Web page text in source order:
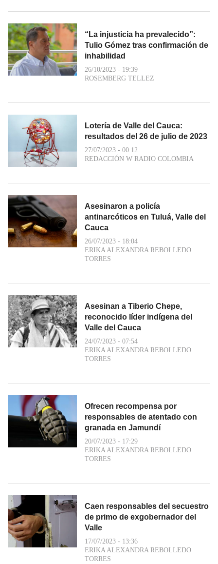
“La injusticia ha prevalecido”:
Tulio Gómez tras confirmación de
inhabilidad
26/10/2023 - 19:39
ROSEMBERG TELLEZ
Lotería de Valle del Cauca:
resultados del 26 de julio de 2023
27/07/2023 - 00:12
REDACCIÓN W RADIO COLOMBIA
Asesinaron a policía
antinarcóticos en Tuluá, Valle del
Cauca
26/07/2023 - 18:04
ERIKA ALEXANDRA REBOLLEDO
TORRES
Asesinan a Tiberio Chepe,
reconocido líder indígena del
Valle del Cauca
24/07/2023 - 07:54
ERIKA ALEXANDRA REBOLLEDO
TORRES
Ofrecen recompensa por
responsables de atentado con
granada en Jamundí
20/07/2023 - 17:29
ERIKA ALEXANDRA REBOLLEDO
TORRES
Caen responsables del secuestro
de primo de exgobernador del
Valle
17/07/2023 - 13:36
ERIKA ALEXANDRA REBOLLEDO
TORRES